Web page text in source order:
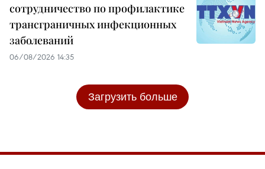
сотрудничество по профилактике
трансграничных инфекционных
заболеваний
06/08/2026 14:35
Загрузить больше